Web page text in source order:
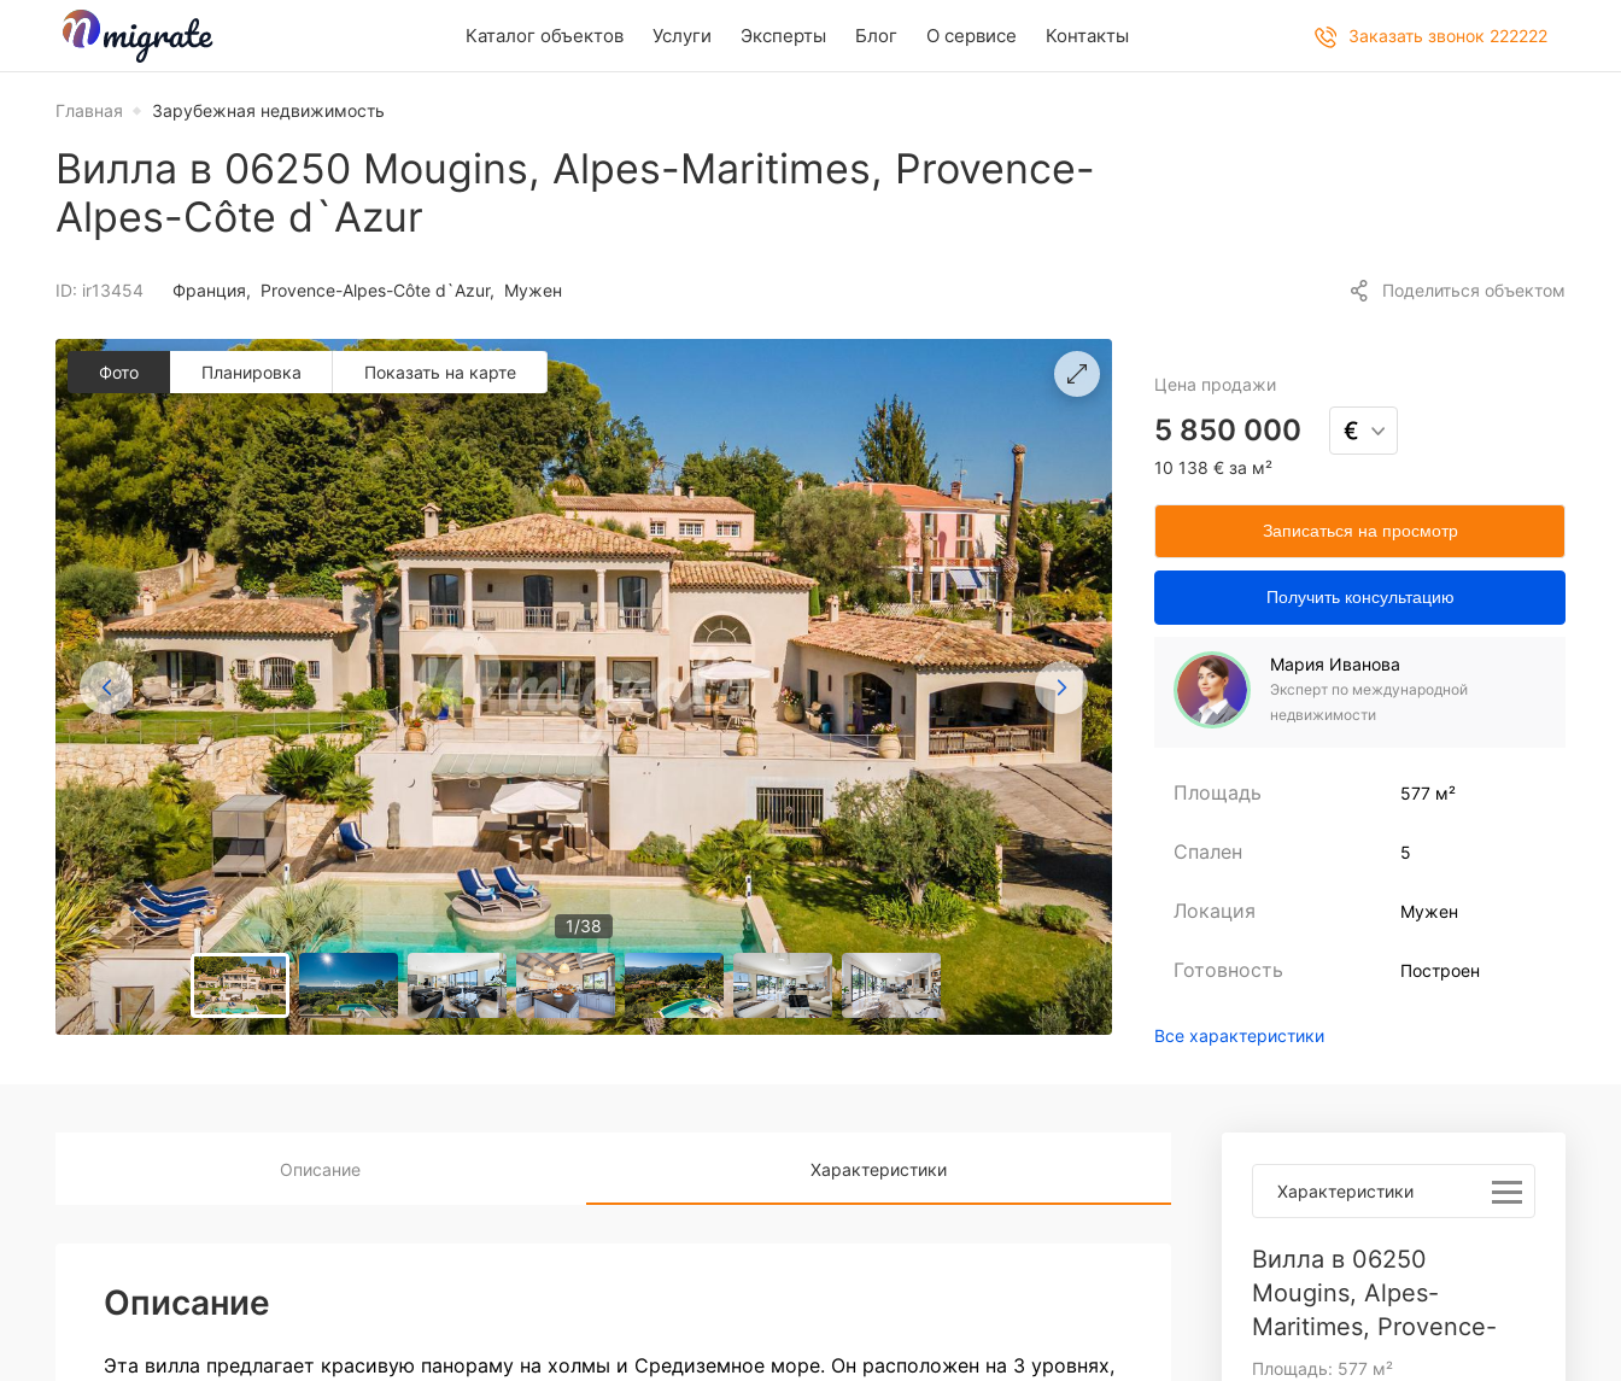
Каталог объектов Услуги Эксперты Блог О сервисе Контакты Заказать звонок 222222
Главная Зарубежная недвижимость
Вилла в 06250 Mougins, Alpes-Maritimes, Provence-
Alpes-Côte d`Azur
ID: ir13454 Франция Provence-Alpes-Côte d`Azur Мужен Поделиться объектом
Фото
1/38
Планировкa Показать на карте
Цена продажи
5 850 000
10 138 € за м²
Записаться на просмотр
Получить консультацию
Мария Иванова
Эксперт по международной
недвижимости
Площадь 577 м²
Спален 5
Локация Мужен
Готовность Построен
Все характеристики
Описание Характеристики
Описание
Эта вилла предлагает красивую панораму на холмы и Средиземное море. Он расположен на 3 уровнях,
Характеристики
Вилла в 06250
Mougins, Alpes-
Maritimes, Provence-
Alpes-Côte d`Azur
Площадь: 577 м²